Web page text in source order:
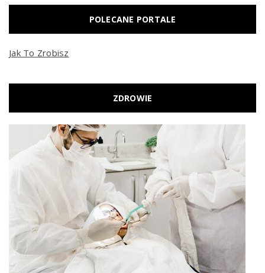
POLECANE PORTALE
Jak To Zrobisz
ZDROWIE